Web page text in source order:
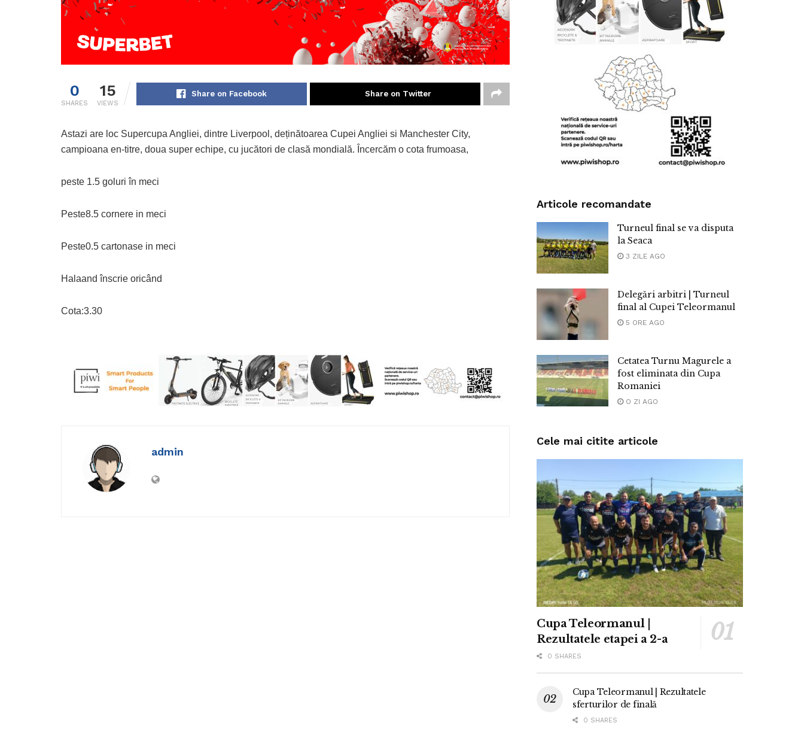
0
SHARES
15
VIEWS
Share on Facebook Share on Twitter
Astazi are loc Supercupa Angliei, dintre Liverpool, deținătoarea Cupei Angliei si Manchester City,
campioana en-titre, doua super echipe, cu jucători de clasă mondială. Încercăm o cota frumoasa,
peste 1.5 goluri în meci
Peste8.5 cornere in meci
Peste0.5 cartonase in meci
Halaand înscrie oricând
Cota:3.30
admin
Articole recomandate
Turneul final se va disputa
la Seaca
3 ZILE AGO
Delegări arbitri | Turneul
final al Cupei Teleormanul
5 ORE AGO
Cetatea Turnu Magurele a
fost eliminata din Cupa
Romaniei
O ZI AGO
Cele mai citite articole
Cupa Teleormanul |
Rezultatele etapei a 2-a
0 SHARES
Cupa Teleormanul | Rezultatele
sferturilor de finală
0 SHARES